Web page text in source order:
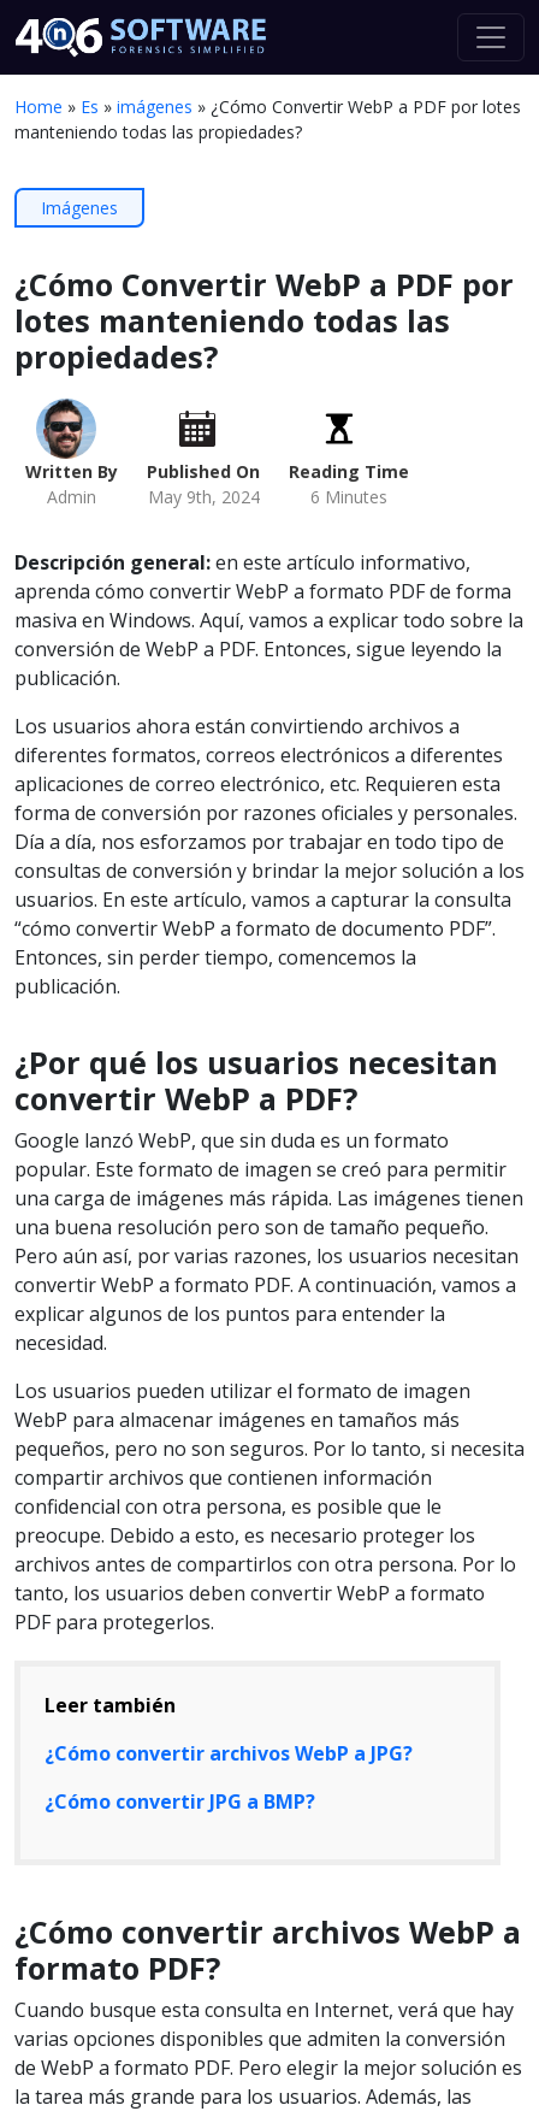
Home » Es » imágenes » ¿Cómo Convertir WebP a PDF por lotes
manteniendo todas las propiedades?
Imágenes
¿Cómo Convertir WebP a PDF por
lotes manteniendo todas las
propiedades?
Written By
Admin
Published On
May 9th, 2024
Reading Time
6 Minutes
Descripción general:en este artículo informativo,
aprenda cómo convertir WebP a formato PDF de forma
masiva en Windows. Aquí, vamos a explicar todo sobre la
conversión de WebP a PDF. Entonces, sigue leyendo la
publicación.
Los usuarios ahora están convirtiendo archivos a
diferentes formatos, correos electrónicos a diferentes
aplicaciones de correo electrónico, etc. Requieren esta
forma de conversión por razones oficiales y personales.
Día a día, nos esforzamos por trabajar en todo tipo de
consultas de conversión y brindar la mejor solución a los
usuarios. En este artículo, vamos a capturar la consulta
“cómo convertir WebP a formato de documento PDF”.
Entonces, sin perder tiempo, comencemos la
publicación.
¿Por qué los usuarios necesitan
convertir WebP a PDF?
Google lanzó WebP, que sin duda es un formato
popular. Este formato de imagen se creó para permitir
una carga de imágenes más rápida. Las imágenes tienen
una buena resolución pero son de tamaño pequeño.
Pero aún así, por varias razones, los usuarios necesitan
convertir WebP a formato PDF. A continuación, vamos a
explicar algunos de los puntos para entender la
necesidad.
Los usuarios pueden utilizar el formato de imagen
WebP para almacenar imágenes en tamaños más
pequeños, pero no son seguros. Por lo tanto, si necesita
compartir archivos que contienen información
confidencial con otra persona, es posible que le
preocupe. Debido a esto, es necesario proteger los
archivos antes de compartirlos con otra persona. Por lo
tanto, los usuarios deben convertir WebP a formato
PDF para protegerlos.
Leer también
¿Cómo convertir archivos WebP a JPG?
¿Cómo convertir JPG a BMP?
¿Cómo convertir archivos WebP a
formato PDF?
Cuando busque esta consulta en Internet, verá que hay
varias opciones disponibles que admiten la conversión
de WebP a formato PDF. Pero elegir la mejor solución es
la tarea más grande para los usuarios. Además, las